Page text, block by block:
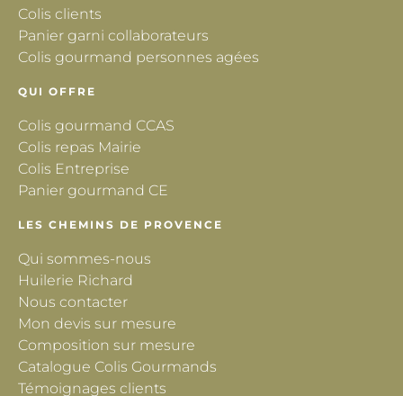
Colis clients
Panier garni collaborateurs
Colis gourmand personnes agées
QUI OFFRE
Colis gourmand CCAS
Colis repas Mairie
Colis Entreprise
Panier gourmand CE
LES CHEMINS DE PROVENCE
Qui sommes-nous
Huilerie Richard
Nous contacter
Mon devis sur mesure
Composition sur mesure
Catalogue Colis Gourmands
Témoignages clients